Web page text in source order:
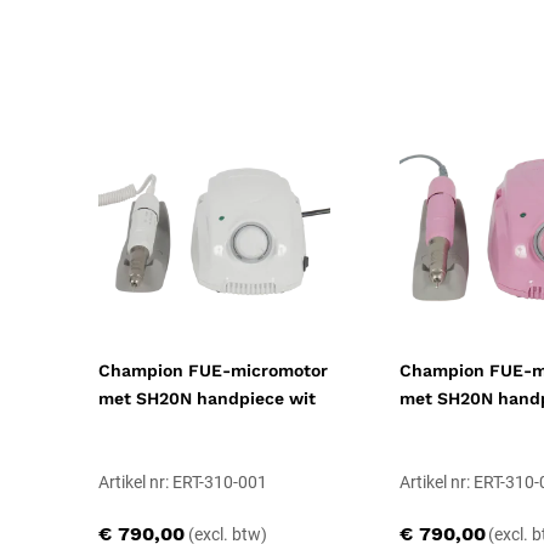
Champion FUE-micromotor
met SH20N handpiece wit
Artikel nr: ERT-310-001
€ 790,00
Champion FUE-
met SH20N
Artikel nr: ERT-310-
€ 790,00